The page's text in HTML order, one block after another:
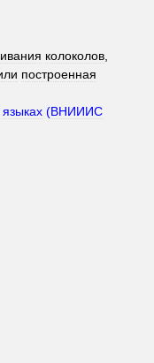
колоколов
построенная
языках (ВНИИИС